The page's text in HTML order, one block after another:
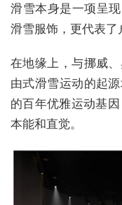
滑雪本身是一项呈
滑雪服饰，更代表了
在地缘上，与挪威
由式滑雪运动的起
的百年优雅运动基
本能和直觉。